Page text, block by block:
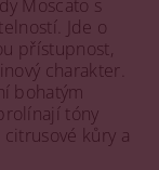
Moscato s
Jde o
přístupnost,
charakter.
bohatým
tóny
kůry a